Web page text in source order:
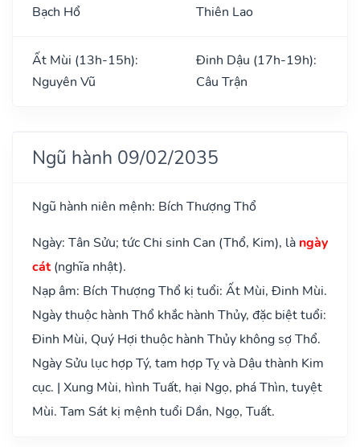
Bạch Hổ
Thiên Lao
Ất Mùi (13h-15h):
Nguyên Vũ
Đinh Dậu (17h-19h):
Câu Trận
Ngũ hành 09/02/2035
Ngũ hành niên mệnh: Bích Thượng Thổ
Ngày: Tân Sửu; tức Chi sinh Can (Thổ, Kim), là ngày
cát(nghĩa nhật).
Nạp âm: Bích Thượng Thổ kị tuổi: Ất Mùi, Đinh Mùi.
Ngày thuộc hành Thổ khắc hành Thủy, đặc biệt tuổi:
Đinh Mùi, Quý Hợi thuộc hành Thủy không sợ Thổ.
Ngày Sửu lục hợp Tý, tam hợp Tỵ và Dậu thành Kim
cục. | Xung Mùi, hình Tuất, hại Ngọ, phá Thìn, tuyệt
Mùi. Tam Sát kị mệnh tuổi Dần, Ngọ, Tuất.